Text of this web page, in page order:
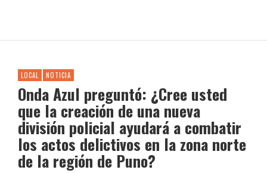
LOCAL NOTICIA
Onda Azul preguntó: ¿Cree usted
que la creación de una nueva
división policial ayudará a combatir
los actos delictivos en la zona norte
de la región de Puno?